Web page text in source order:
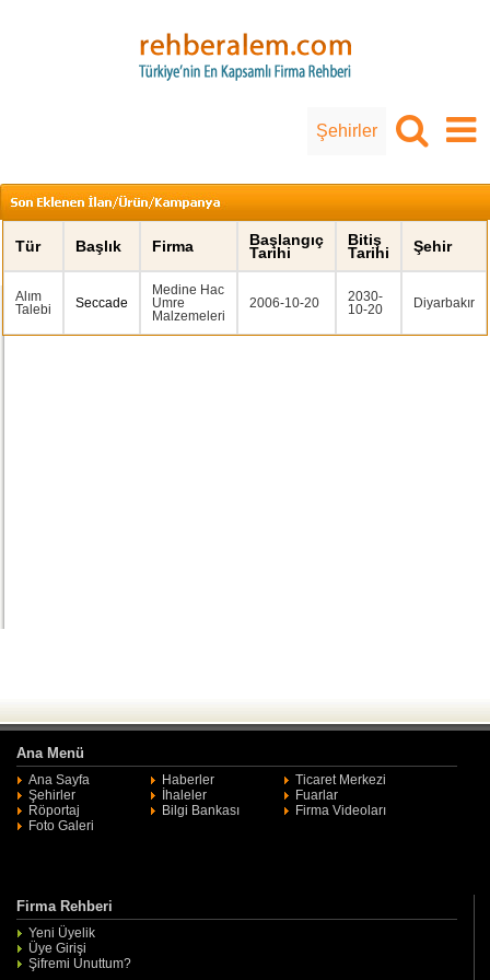
Şehirler
Tür Başlık Firma Başlangıç
Tarihi
Bitiş
Tarihi Şehir
Alım
Talebi
Seccade
Medine Hac
Umre
Malzemeleri
2006-10-20
2030-
10-20
Diyarbakır
Ana Menü
Ana Sayfa Haberler
Ticaret Merkezi
Şehirler
İhaleler
Fuarlar
Röportaj
Bilgi Bankası
Firma Videoları
Foto Galeri
Firma Rehberi
Yeni Üyelik
Üye Girişi
Şifremi Unuttum?